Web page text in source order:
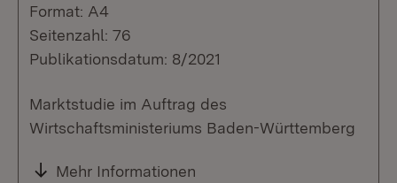
Format: A4
Seitenzahl: 76
Publikationsdatum: 8/2021
Marktstudie im Auftrag des
Wirtschaftsministeriums Baden-Württemberg
Mehr Informationen